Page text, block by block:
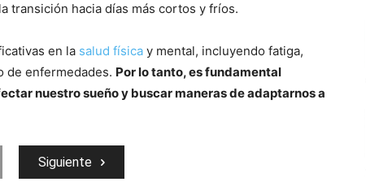
transición hacia días más cortos y fríos.
en la salud física y mental, incluyendo fatiga,
de enfermedades. Por lo tanto, es fundamental
nuestro sueño y buscar maneras de adaptarnos a
Siguiente